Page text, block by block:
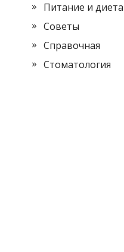
Питание и диета
Советы
Справочная
Стоматология